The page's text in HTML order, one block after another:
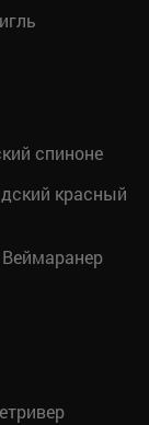
спиноне
красный